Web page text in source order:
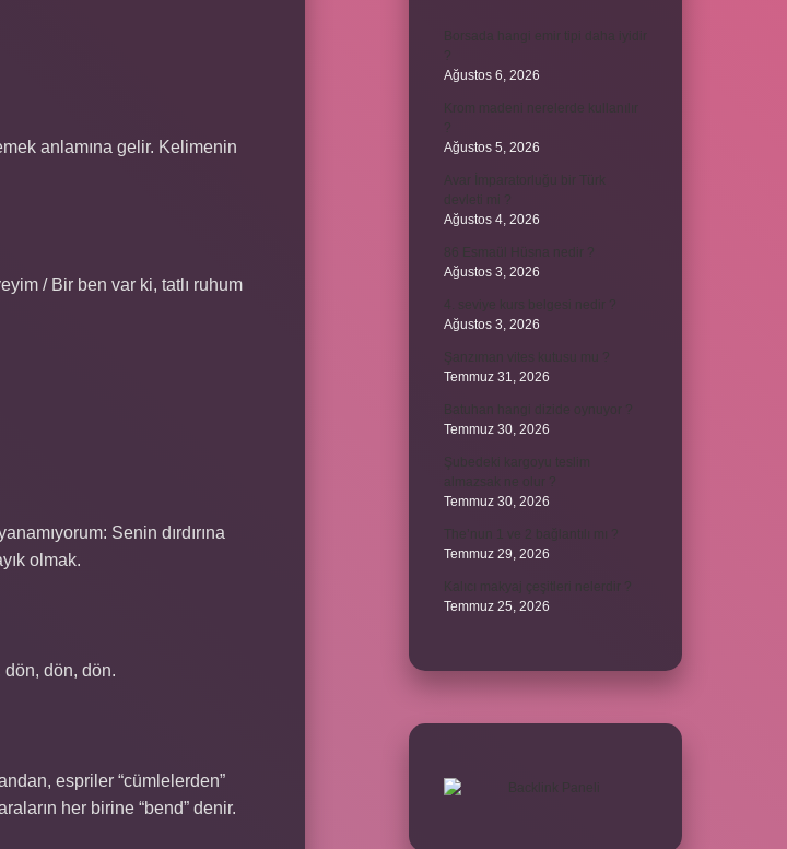
anlamına gelir. Kelimenin
/ Bir ben var ki, tatlı ruhum
Senin dırdırına
olmak.
dön, dön, dön.
espriler “cümlelerden”
her birine “bend” denir.
Borsada hangi emir tipi daha iyidir
Ağustos 6, 2026
Ağustos 5, 2026
Avar İmparatorluğu bir Türk
Ağustos 4, 2026
Ağustos 3, 2026
Ağustos 3, 2026
Temmuz 31, 2026
Temmuz 30, 2026
Temmuz 30, 2026
Temmuz 29, 2026
Temmuz 25, 2026